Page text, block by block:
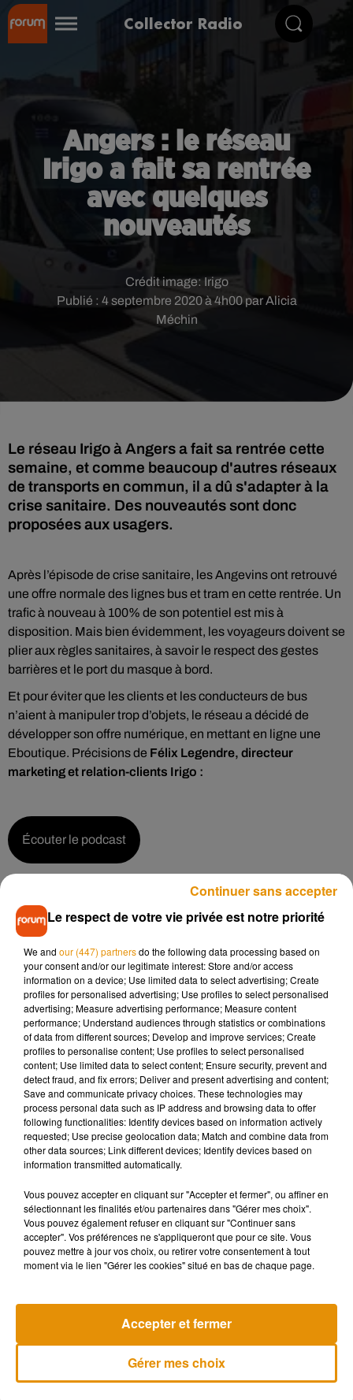
Collector Radio
Angers : le réseau
Irigo a fait sa rentrée
avec quelques
nouveautés
Publié : 4 septembre 2020 à 4h00 par Alicia
Méchin
Crédit image: Irigo
Le réseau Irigo à Angers a fait sa rentrée cette
semaine, et comme beaucoup d'autres réseaux
de transports en commun, il a dû s'adapter à la
crise sanitaire. Des nouveautés sont donc
proposées aux usagers.
Après l’épisode de crise sanitaire, les Angevins ont retrouvé
une offre normale des lignes bus et tram en cette rentrée. Un
trafic à nouveau à 100% de son potentiel est mis à
disposition. Mais bien évidemment, les voyageurs doivent se
plier aux règles sanitaires, à savoir le respect des gestes
barrières et le port du masque à bord.
Et pour éviter que les clients et les conducteurs de bus
n’aient à manipuler trop d’objets, le réseau a décidé de
développer son offre numérique, en mettant en ligne une
Eboutique. Précisions de Félix Legendre, directeur
marketing et relation-clients Irigo :
Écouter le podcast
Deux services restent toutefois suspendus, à savoir celui
d’Irigo Nuit et les navettes du SCO d’Angers pour les
sont proposés pour les enfants, et des nouveaux itinéraires
sont en service sur les lignes 7 et 8 :
Écouter le podcast
En octobre prochain, le réseau de transports va également
lancer le service « Irigo Pro », afin d’accompagner les
entreprises du territoire dans leur plan de mobilité. Plus
7 août 2026
Le respect de votre vie privée est notre priorité
We and our (447) partnersdo the following data processing based on
your consent and/or our legitimate interest: Store and/or access
information on a device; Use limited data to select advertising; Create
profiles for personalised advertising; Use profiles to select personalised
advertising; Measure advertising performance; Measure content
performance; Understand audiences through statistics or combinations
of data from different sources; Develop and improve services; Create
profiles to personalise content; Use profiles to select personalised
content; Use limited data to select content; Ensure security, prevent and
detect fraud, and fix errors; Deliver and present advertising and content;
Save and communicate privacy choices. These technologies may
process personal data such as IP address and browsing data to offer
following functionalities: Identify devices based on information actively
requested; Use precise geolocation data; Match and combine data from
other data sources; Link different devices; Identify devices based on
information transmitted automatically.
Vous pouvez accepter en cliquant sur "Accepter et fermer", ou affiner en
sélectionnant les finalités et/ou partenaires dans "Gérer mes choix".
Vous pouvez également refuser en cliquant sur "Continuer sans
accepter". Vos préférences ne s'appliqueront que pour ce site. Vous
pouvez mettre à jour vos choix, ou retirer votre consentement à tout
moment via le lien "Gérer les cookies" situé en bas de chaque page.
Gérer mes choix
Accepter et fermer
Continuer sans accepter